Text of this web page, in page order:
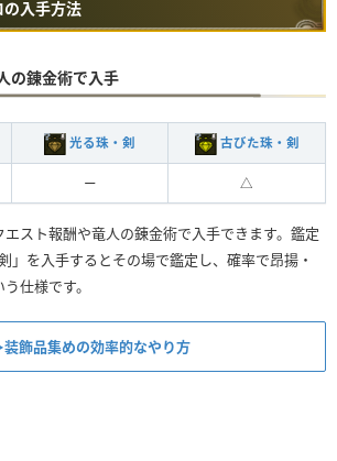
入手方法
の錬金術で入手
光る珠・剣 古びた珠・剣
ー △
スト報酬や竜人の錬金術で入手できます。鑑定
」を入手するとその場で鑑定し、確率で昂揚・
仕様です。
飾品集めの効率的なやり方